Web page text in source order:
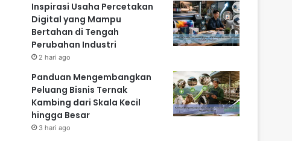
Inspirasi Usaha Percetakan
Digital yang Mampu
Bertahan di Tengah
Perubahan Industri
2 hari ago
Panduan Mengembangkan
Peluang Bisnis Ternak
Kambing dari Skala Kecil
hingga Besar
3 hari ago